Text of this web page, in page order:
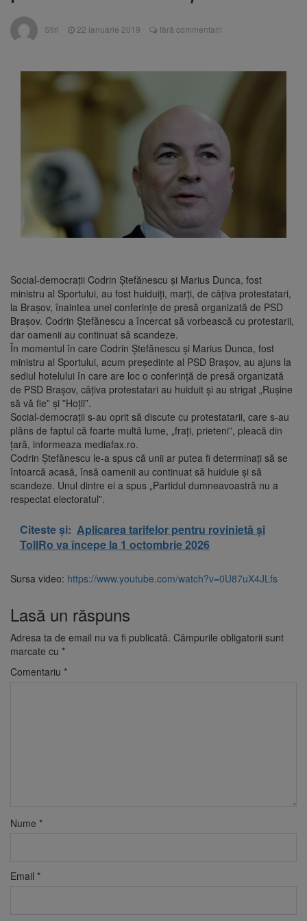
8 august 2026
Iluminat cere reducerea luminii pe timpul
– Poiana Brașov după un accident. Două
persoane primesc îngrijiri medicale
medic specialist. Subiecte unice în toată țara,
aceeași oră și același barem
Stiri 22 ianuarie 2019 fără commentarii
Social-democraţii Codrin Ştefănescu şi Marius Dunca, fost
ministru al Sportului, au fost huiduiţi, marţi, de câţiva protestatari,
la Braşov, înaintea unei conferinţe de presă organizată de PSD
Braşov. Codrin Ştefănescu a încercat să vorbească cu protestarii,
dar oamenii au continuat să scandeze.
În momentul în care Codrin Ştefănescu şi Marius Dunca, fost
ministru al Sportului, acum preşedinte al PSD Braşov, au ajuns la
sediul hotelului în care are loc o conferinţă de presă organizată
de PSD Braşov, câţiva protestatari au huiduit şi au strigat „Ruşine
să vă fie” şi ”Hoţii”.
Social-democraţii s-au oprit să discute cu protestatarii, care s-au
plâns de faptul că foarte multă lume, „fraţi, prieteni”, pleacă din
ţară, informeaza mediafax.ro.
Codrin Ştefănescu le-a spus că unii ar putea fi determinaţi să se
întoarcă acasă, însă oamenii au continuat să huiduie şi să
scandeze. Unul dintre ei a spus „Partidul dumneavoastră nu a
respectat electoratul”.
Citeste și: Aplicarea tarifelor pentru rovinietă și
TollRo va începe la 1 octombrie 2026
Sursa video: https://www.youtube.com/watch?v=0U87uX4JLfs
Lasă un răspuns
Adresa ta de email nu va fi publicată. Câmpurile obligatorii sunt
marcate cu *
Comentariu *
Nume *
Email *